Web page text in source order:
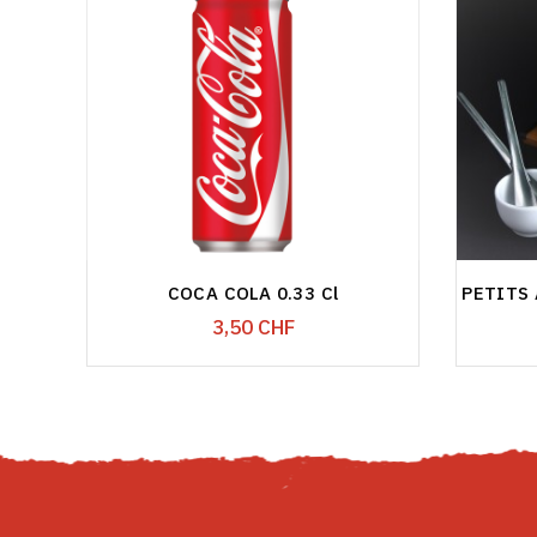
COCA COLA 0.33 Cl
Prix
3,50 CHF
PETITS